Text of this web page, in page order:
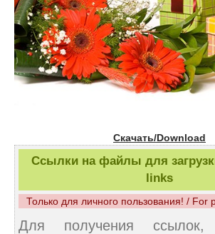
Скачать/Download
Ссылки на файлы для
links
Только для личного пользования! / For
Для получения ссылок,